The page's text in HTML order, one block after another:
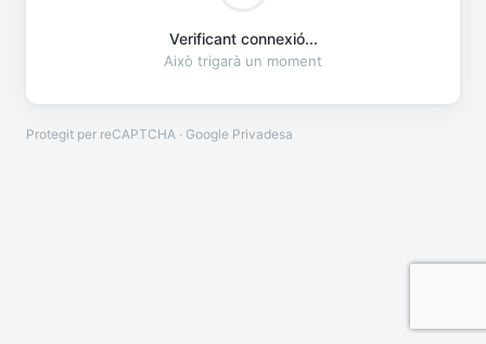
Verificant connexió...
Això trigarà un moment
Protegit per reCAPTCHA · Google Privadesa